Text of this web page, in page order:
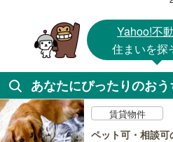
Yahoo!不
住まいを探
あなたにぴったりのおう
賃貸物件
ペット可・相談